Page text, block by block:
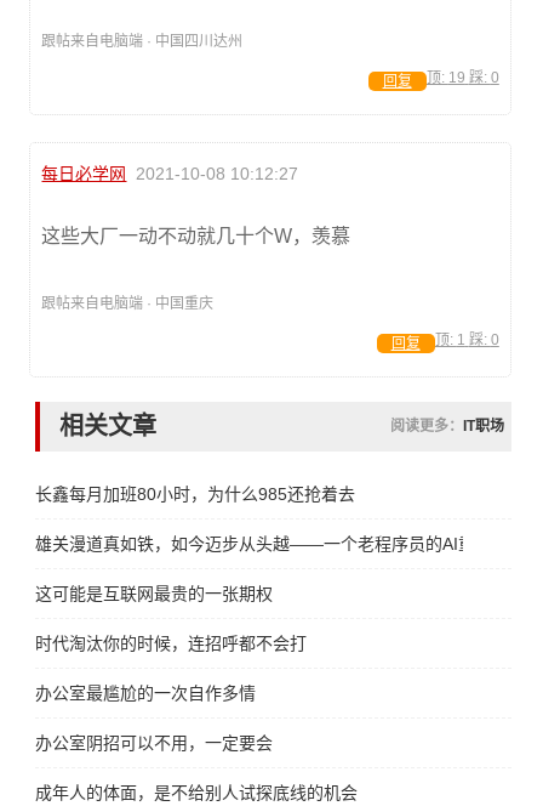
跟帖来自电脑端 · 中国四川达州
顶: 19 踩: 0
回复
每日必学网 2021-10-08 10:12:27
这些大厂一动不动就几十个W，羡慕
跟帖来自电脑端 · 中国重庆
顶: 1 踩: 0
回复
相关文章 阅读更多： IT职场
长鑫每月加班80小时，为什么985还抢着去
雄关漫道真如铁，如今迈步从头越——一个老程序员的AI重生宣言
这可能是互联网最贵的一张期权
时代淘汰你的时候，连招呼都不会打
办公室最尴尬的一次自作多情
办公室阴招可以不用，一定要会
成年人的体面，是不给别人试探底线的机会